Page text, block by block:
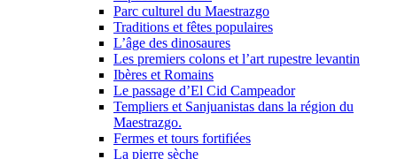
Parc culturel du Maestrazgo
Traditions et fêtes populaires
L’âge des dinosaures
Les premiers colons et l’art rupestre levantin
Ibères et Romains
Le passage d’El Cid Campeador
Templiers et Sanjuanistas dans la région du
Maestrazgo.
Fermes et tours fortifiées
La pierre sèche